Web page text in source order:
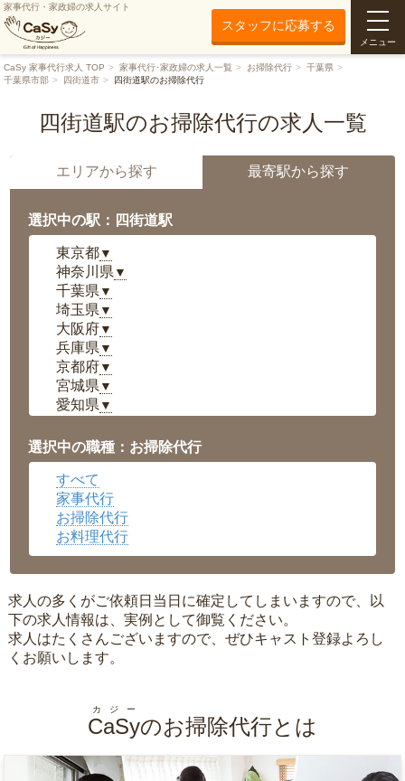
家事代行・家政婦の求人サイト
スタッフに応募する
メニュー
CaSy 家事代行求人 TOP 家事代行･家政婦の求人一覧 お掃除代行
千葉県
千葉県市部
四街道市 四街道駅のお掃除代行
四街道駅のお掃除代行の求人一覧
エリアから探す 最寄駅から探す
選択中の駅：四街道駅
東京都▼
神奈川県 ▼
千葉県 ▼
埼玉県 ▼
大阪府▼
兵庫県 ▼
京都府▼
宮城県 ▼
愛知県 ▼
岡山県▼
広島県▼
沖縄県
選択中の職種：お掃除代行
すべて
家事代行
お掃除代行
お料理代行
求人の多くがご依頼日当日に確定してしまいますので、以
下の求人情報は、実例として御覧ください。
求人はたくさんございますので、ぜひキャスト登録よろし
くお願いします。
CaSy
カジー
のお掃除代行とは